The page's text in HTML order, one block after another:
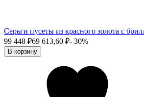
Серьги пусеты из красного золота с
99 448 ₽69 613,60 ₽- 30%
В корзину